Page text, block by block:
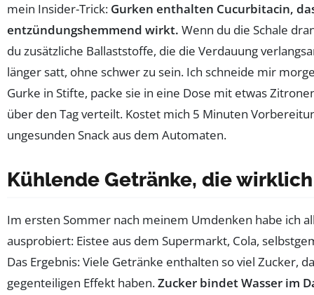
mein Insider-Trick: Gurken enthalten Cucurbitacin,
entzündungshemmend wirkt. Wenn du die Schale
du zusätzliche Ballaststoffe, die die Verdauung
länger satt, ohne schwer zu sein. Ich schneide mir
Gurke in Stifte, packe sie in eine Dose mit etwas
über den Tag verteilt. Kostet mich 5 Minuten
ungesunden Snack aus dem Automaten.
Kühlende Getränke, die
Im ersten Sommer nach meinem Umdenken habe ich
ausprobiert: Eistee aus dem Supermarkt, Cola,
Das Ergebnis: Viele Getränke enthalten so viel Zucker,
gegenteiligen Effekt haben.Zucker bindet Wasser im